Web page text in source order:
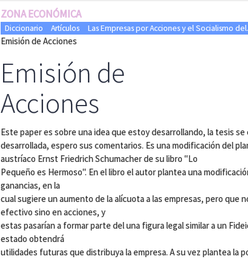
ZONA ECONÓMICA
Diccionario Artículos Las Empresas por Acciones y el Socialismo
Emisión de Acciones
Emisión de
Acciones
Este paper es sobre una idea que estoy desarrollando, la tesis se
desarrollada, espero sus comentarios. Es una modificación del
austríaco Ernst Friedrich Schumacher de su libro "Lo
Pequeño es Hermoso". En el libro el autor plantea una
ganancias, en la
cual sugiere un aumento de la alícuota a las empresas, pero que
efectivo sino en acciones, y
estas pasarían a formar parte del una figura legal similar a un
estado obtendrá
utilidades futuras que distribuya la empresa. A su vez plantea la